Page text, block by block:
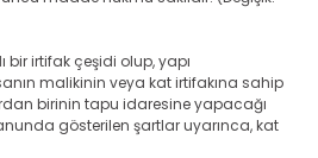
bir irtifak çeşidi olup, yapı
malikinin veya kat irtifakına sahip
birinin tapu idaresine yapacağı
gösterilen şartlar uyarınca, kat